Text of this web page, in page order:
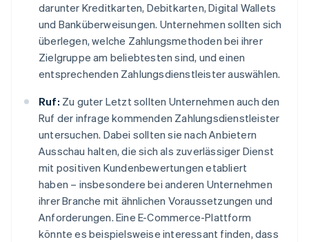
darunter Kreditkarten, Debitkarten, Digital Wallets
und Banküberweisungen. Unternehmen sollten sich
überlegen, welche Zahlungsmethoden bei ihrer
Zielgruppe am beliebtesten sind, und einen
entsprechenden Zahlungsdienstleister auswählen.
Ruf: Zu guter Letzt sollten Unternehmen auch den
Ruf der infrage kommenden Zahlungsdienstleister
untersuchen. Dabei sollten sie nach Anbietern
Ausschau halten, die sich als zuverlässiger Dienst
mit positiven Kundenbewertungen etabliert
haben – insbesondere bei anderen Unternehmen
ihrer Branche mit ähnlichen Voraussetzungen und
Anforderungen. Eine E-Commerce-Plattform
könnte es beispielsweise interessant finden, dass